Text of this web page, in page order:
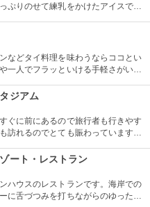
ぷりのせて練乳をかけたアイスで、
人気はなんといってもマンゴー。そ
あり自分だけのオリジナルスイーツ
などタイ料理を味わうならココとい
一人でフラッといける手軽さがいい
ジアム
ぐに前にあるので旅行者も行きやす
訪れるのでとても賑わっています。
のスタジアムで一緒に盛りあがろ
ート・レストラン
ハウスのレストランです。海岸での
に舌づつみを打ちながらのゆったり